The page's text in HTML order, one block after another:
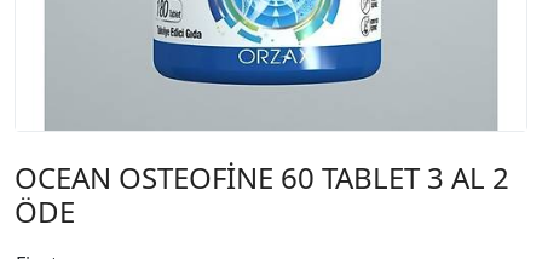
OCEAN OSTEOFİNE 60 TABLET 3 AL 2
ÖDE